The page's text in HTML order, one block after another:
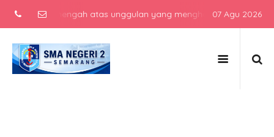
menengah atas unggulan yang menghasilkan lulusan
07 Agu 2026